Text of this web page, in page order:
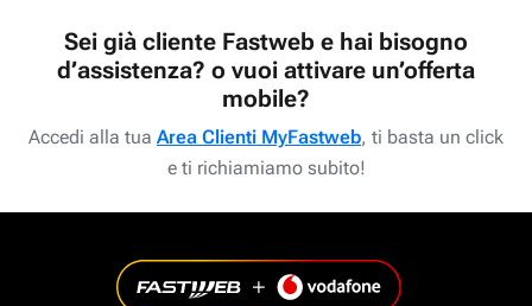
Sei già cliente Fastweb e hai bisogno
d’assistenza? o vuoi attivare un’offerta
mobile?
Accedi alla tua Area Clienti MyFastweb, ti basta un click
e ti richiamiamo subito!